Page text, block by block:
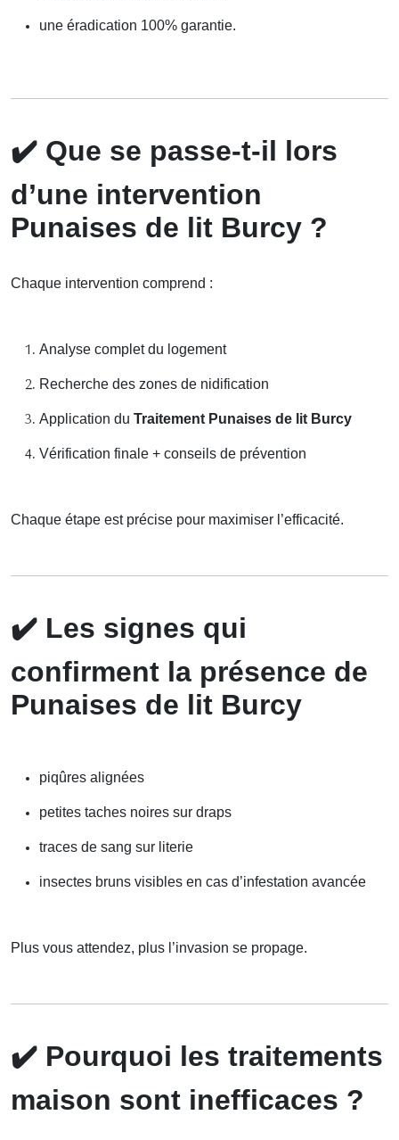
une éradication 100% garantie.
✔️ Que se passe-t-il lors
d’une intervention
Punaises de lit Burcy ?
Chaque intervention comprend :
Analyse complet du logement
Recherche des zones de nidification
Application du Traitement Punaises de lit Burcy
Vérification finale + conseils de prévention
Chaque étape est précise pour maximiser l’efficacité.
✔️ Les signes qui
confirment la présence de
Punaises de lit Burcy
piqûres alignées
petites taches noires sur draps
traces de sang sur literie
insectes bruns visibles en cas d’infestation avancée
Plus vous attendez, plus l’invasion se propage.
✔️ Pourquoi les traitements
maison sont inefficaces ?